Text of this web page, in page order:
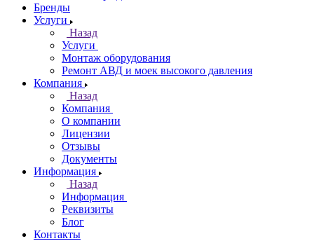
Бренды
Услуги
Назад
Услуги
Монтаж оборудования
Ремонт АВД и моек высокого давления
Компания
Назад
Компания
О компании
Лицензии
Отзывы
Документы
Информация
Назад
Информация
Реквизиты
Блог
Контакты